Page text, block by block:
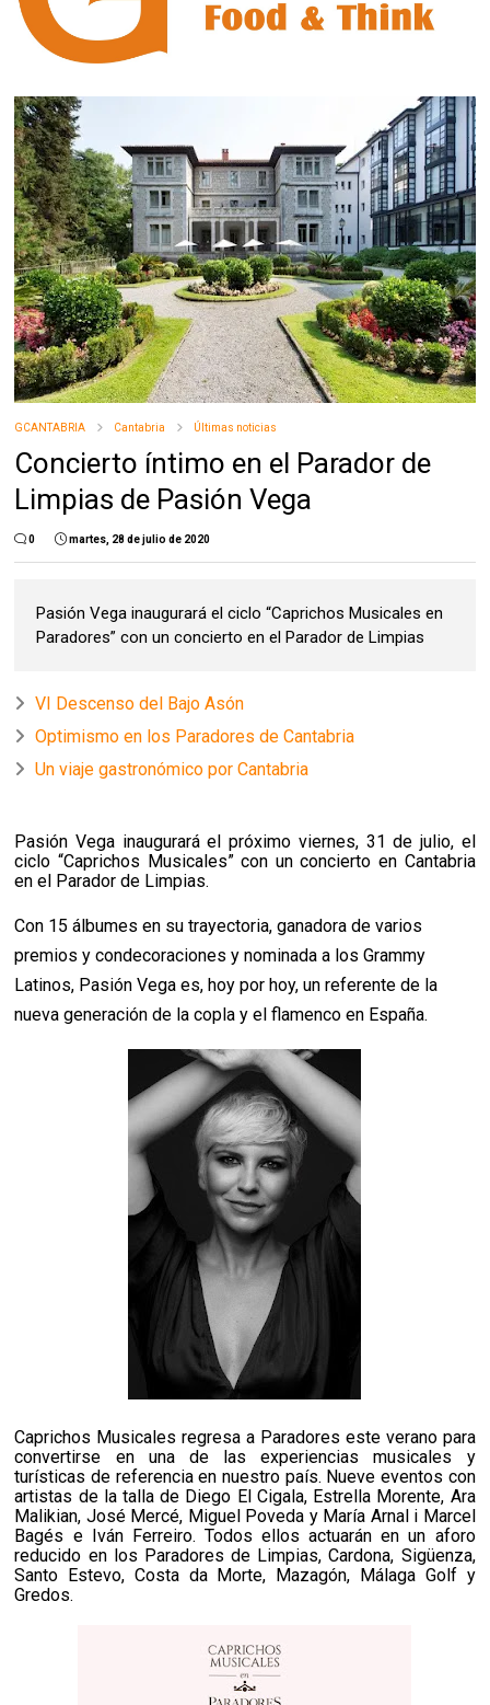
GCANTABRIA Cantabria Últimas noticias
Concierto íntimo en el Parador de
Limpias de Pasión Vega
0 martes, 28 de julio de 2020
Pasión Vega inaugurará el ciclo “Caprichos Musicales en
Paradores” con un concierto en el Parador de Limpias
VI Descenso del Bajo Asón
Optimismo en los Paradores de Cantabria
Un viaje gastronómico por Cantabria
Pasión Vega inaugurará el próximo viernes, 31 de julio, el
ciclo “Caprichos Musicales” con un concierto en Cantabria
en el Parador de Limpias.
Con 15 álbumes en su trayectoria, ganadora de varios
premios y condecoraciones y nominada a los Grammy
Latinos, Pasión Vega es, hoy por hoy, un referente de la
nueva generación de la copla y el flamenco en España.
Caprichos Musicales regresa a Paradores este verano para
convertirse en una de las experiencias musicales y
turísticas de referencia en nuestro país. Nueve eventos con
artistas de la talla de Diego El Cigala, Estrella Morente, Ara
Malikian, José Mercé, Miguel Poveda y María Arnal i Marcel
Bagés e Iván Ferreiro. Todos ellos actuarán en un aforo
reducido en los Paradores de Limpias, Cardona, Sigüenza,
Santo Estevo, Costa da Morte, Mazagón, Málaga Golf y
Gredos.